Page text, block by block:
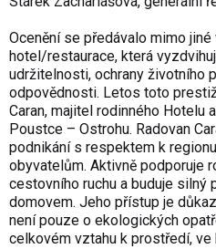
Ocenění se předávalo mimo
hotel/restaurace, která
udržitelnosti, ochrany životního
odpovědnosti. Letos toto
Caran, majitel rodinného Hotelu
Poustce – Ostrohu. Radovan
podnikání s respektem k
obyvatel ům. Aktivně podporuje
cestovního ruchu a buduje silný
domovem. Jeho přístup je d
není pouze o ekologických opat
celkovém vztahu k prostředí, ve